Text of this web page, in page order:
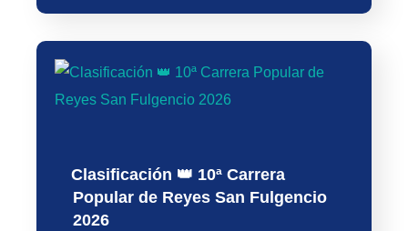
Clasificación 👑 10ª Carrera
Popular de Reyes San Fulgencio
2026